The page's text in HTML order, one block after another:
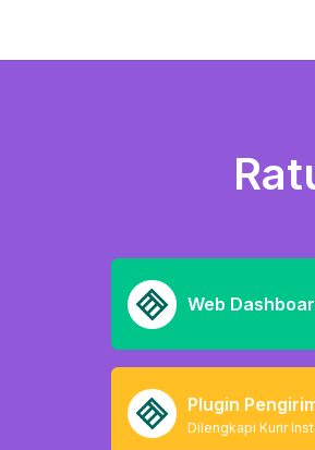
Web
Plugin
Dilengkapi Kurir